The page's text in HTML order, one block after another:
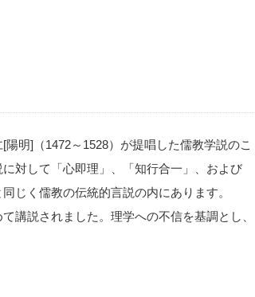
明]（1472～1528）が提唱した儒教学説のこ
対して「心即理」、「知行合一」、および
じく儒教の伝統的言説の内にあります。
講説されました。理学への不信を基調とし、